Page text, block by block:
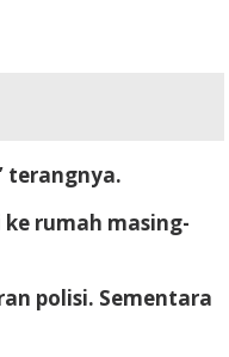
terangnya.
rumah masing-
polisi. Sementara